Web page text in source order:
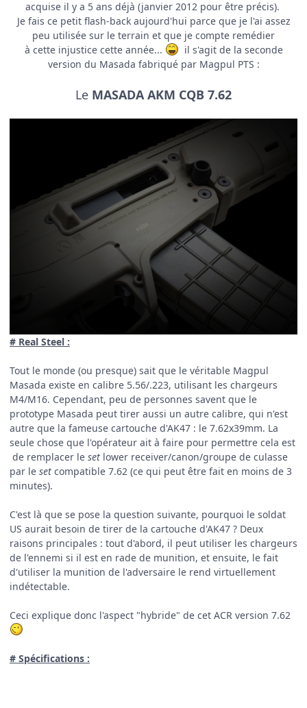
acquise il y a 5 ans déjà (janvier 2012 pour être précis).
Je fais ce petit flash-back aujourd'hui parce que je l'ai assez
peu utilisée sur le terrain et que je compte remédier
à cette injustice cette année...
il s'agit de la seconde
version du Masada fabriqué par Magpul PTS :
Le MASADA AKM CQB 7.62
# Real Steel :
Tout le monde (ou presque) sait que le véritable Magpul
Masada existe en calibre 5.56/.223, utilisant les chargeurs
M4/M16. Cependant, peu de personnes savent que le
prototype Masada peut tirer aussi un autre calibre, qui n'est
autre que la fameuse cartouche d'AK47 : le 7.62x39mm. La
seule chose que l'opérateur ait à faire pour permettre cela est
de remplacer le set lower receiver/canon/groupe de culasse
par le set compatible 7.62 (ce qui peut être fait en moins de 3
minutes).
C'est là que se pose la question suivante, pourquoi le soldat
US aurait besoin de tirer de la cartouche d'AK47 ? Deux
raisons principales : tout d'abord, il peut utiliser les chargeurs
de l'ennemi si il est en rade de munition, et ensuite, le fait
d'utiliser la munition de l'adversaire le rend virtuellement
indétectable.
Ceci explique donc l'aspect "hybride" de cet ACR version 7.62
# Spécifications :